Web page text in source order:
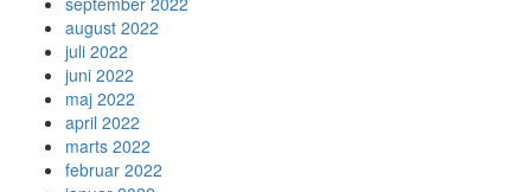
august 2022
juli 2022
juni 2022
maj 2022
april 2022
marts 2022
februar 2022